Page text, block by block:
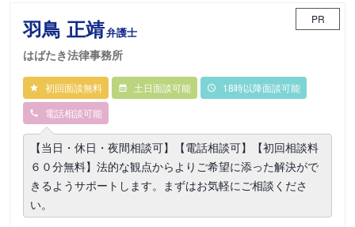
羽鳥 正靖弁護士
はばたき法律事務所
PR
初回面談無料 土日面談可能
18時以降面談可能
電話相談可能
【当日・休日・夜間相談可】【電話相談可】【初回相談料
６０分無料】法的な観点からよりご希望に添った解決がで
きるようサポートします。まずはお気軽にご相談くださ
い。